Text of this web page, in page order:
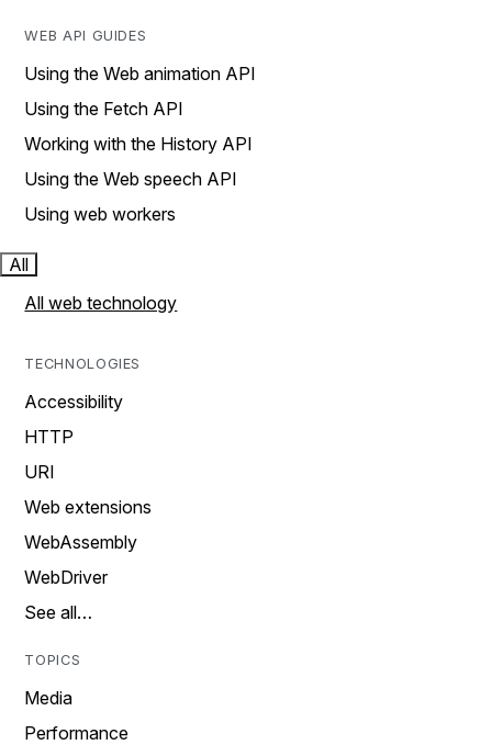
WEB API GUIDES
Using the Web animation API
Using the Fetch API
Working with the History API
Using the Web speech API
Using web workers
All
All web technology
TECHNOLOGIES
Accessibility
HTTP
URI
Web extensions
WebAssembly
WebDriver
See all…
TOPICS
Media
Performance